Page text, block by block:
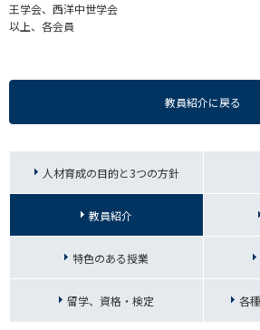
王学会、西洋中世学会
以上、各会員
教員紹介に戻る
人材育成の目的と3つの方針
教員紹介
特色のある授業
留学、資格・検定 各